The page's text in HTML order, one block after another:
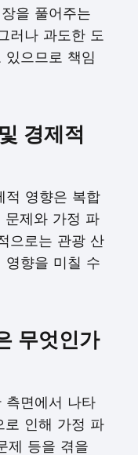
을 풀어주는
러나 과도한 도
있으므로 책임
경제적
적 영향은 복합
문제와 가정 파
으로는 관광 산
영향을 미칠 수
무엇인가
측면에서 나타
로 인해 가정 파
제 등을 겪을